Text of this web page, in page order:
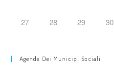
27 28 29 30
Agenda Dei Municipi Sociali